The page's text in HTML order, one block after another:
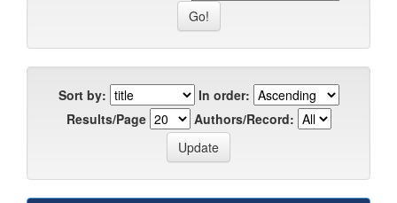
Sort by:
In order:
Results/Page
Authors/Record: